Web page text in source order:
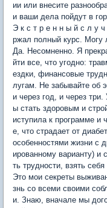
ии или внесите
и ваши дела пойдут в
Э к с т р е н н ы й с л у
ржал полный курс. Могу
Да. Несомненно. Я
йти все, что угодно:
ездки, финансовые
лугам. Не забывайте об
и через год, и через
ы стать здоровым и
иступила к программе и
е, что страдает от
особенностями жизни с
ированному варианту)
ть трудности, взять
Это мои секреты
знь со всеми своими
и. Знаю, вначале мы